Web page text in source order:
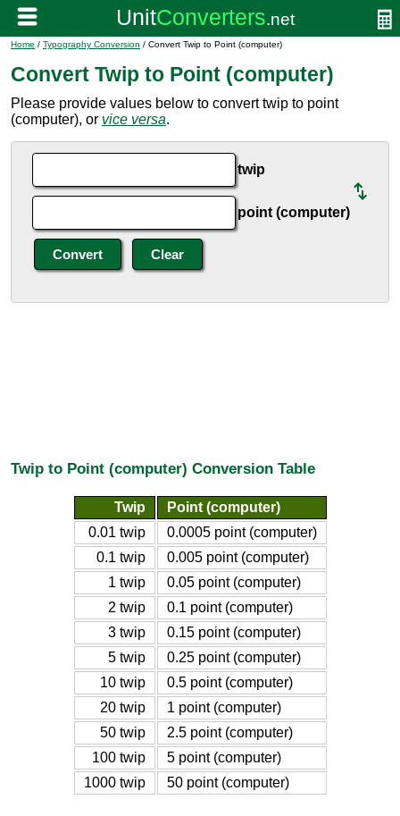
Home / Typography Conversion / Convert Twip to Point (computer)
Convert Twip to Point (computer)
Please provide values below to convert twip to point
(computer), or vice versa.
twip
point (computer)
Twip to Point (computer) Conversion Table
Twip
Point (computer)
0.01 twip
0.0005 point (computer)
0.1 twip
0.005 point (computer)
1 twip
0.05 point (computer)
2 twip
0.1 point (computer)
3 twip
0.15 point (computer)
5 twip
0.25 point (computer)
10 twip
0.5 point (computer)
20 twip
1 point (computer)
50 twip
2.5 point (computer)
100 twip
5 point (computer)
1000 twip
50 point (computer)